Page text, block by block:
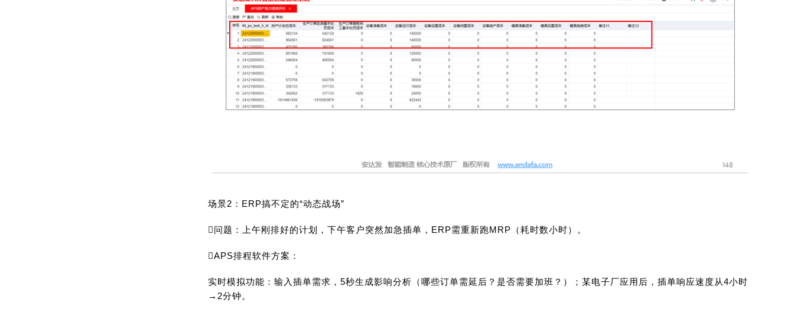
场景2：ERP搞不定的“动态战场”
问题：上午刚排好的计划，下午客户突然加急插单，ERP需重新跑MRP（耗时数小时）。
APS排程软件方案：
实时模拟功能：输入插单需求，5秒生成影响分析（哪些订单需延后？是否需要加班？）；某电子厂应用后，插单响应速度从4小时
→2分钟。